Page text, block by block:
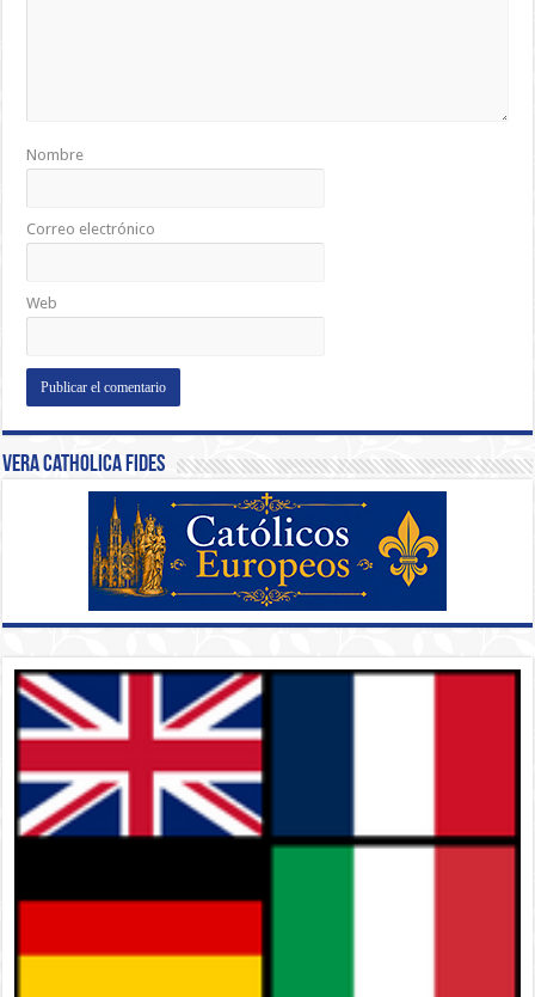
Nombre
Correo electrónico
Web
Vera Catholica Fides